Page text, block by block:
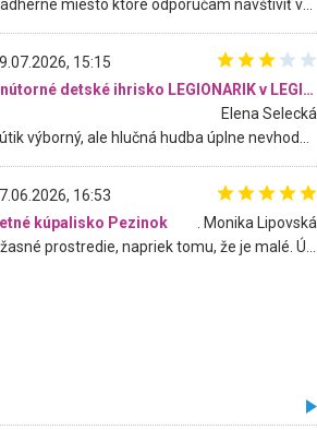
15:15
Vnútorné detské ihrisko LEGIONARIK v LEGIA Fitness
Elena Selecká
16:53
kúpalisko Pezinok
. Monika Lipovská